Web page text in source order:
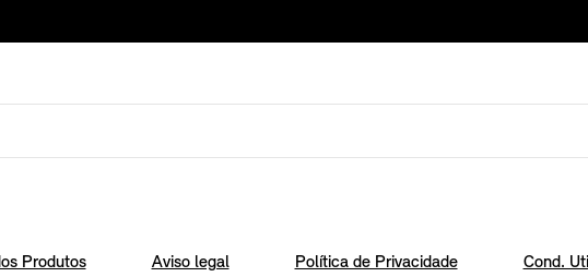
Produtos Aviso legal Política de Privacidade Cond.